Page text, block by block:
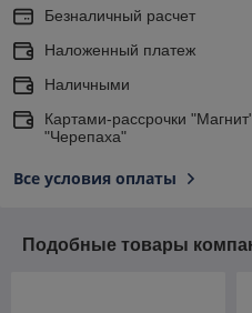
Безналичный расчет
Наложенный платеж
Наличными
Картами-рассрочки
"Черепаха"
Все условия оплаты
Подобные товары